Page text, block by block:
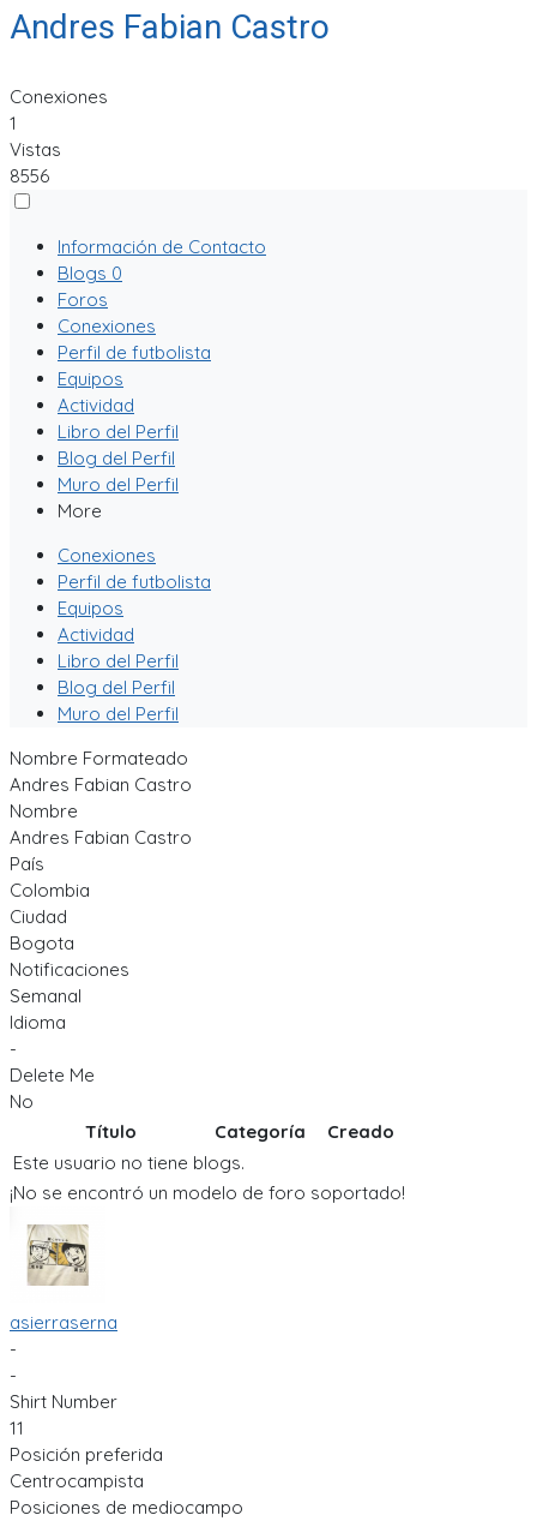
Andres Fabian Castro
Conexiones
1
Vistas
8556
Información de Contacto
Blogs 0
Foros
Conexiones
Perfil de futbolista
Equipos
Actividad
Libro del Perfil
Blog del Perfil
Muro del Perfil
More
Conexiones
Perfil de futbolista
Equipos
Actividad
Libro del Perfil
Blog del Perfil
Muro del Perfil
Nombre Formateado
Andres Fabian Castro
Nombre
Andres Fabian Castro
País
Colombia
Ciudad
Bogota
Notificaciones
Semanal
Idioma
-
Delete Me
No
Título
Categoría
Creado
Este usuario no tiene blogs.
¡No se encontró un modelo de foro soportado!
asierraserna
-
-
Shirt Number
11
Posición preferida
Centrocampista
Posiciones de mediocampo